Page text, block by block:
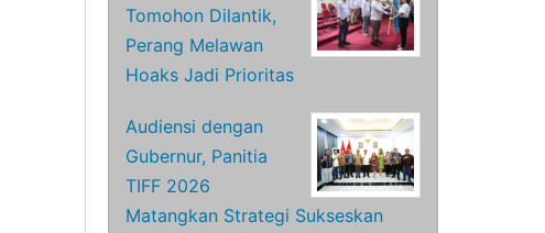
Tomohon Dilantik,
Perang Melawan
Hoaks Jadi Prioritas
Audiensi dengan
Gubernur, Panitia
TIFF 2026
Matangkan Strategi Sukseskan